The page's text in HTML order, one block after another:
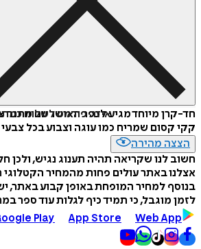
איזה פורמט לשלוח
חד-קרן מיוחד מגיע לכפר האושר עם מתנה
קקי קסום שמריח כמו עוגה וצבוע בכל
הצצה מהירה
חשוב לנו שקריאה תהיה תענוג נגיש, ולכן
אצלנו באתר עולים פחות מהמחיר
בנוסף למחיר המופחת באופן קבוע באתר,
לזמן מוגבל, כי תמיד כיף לגלות עוד ספר
Play
App Store Web App